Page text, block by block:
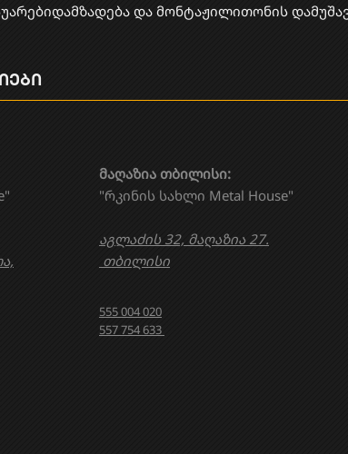
დამზადება და მონტაჟი​ლითონის
მაღაზია თბილისი:
"რკინის სახლი Metal House"
აგლაძის 32, მაღაზია 27.
თბილისი
555 004 020
557 754 633